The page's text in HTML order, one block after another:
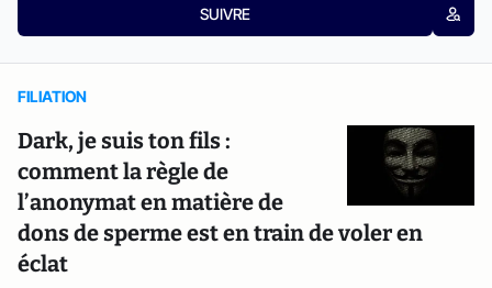
SUIVRE
FILIATION
Dark, je suis ton fils :
comment la règle de
l’anonymat en matière de
dons de sperme est en train de voler en
éclat